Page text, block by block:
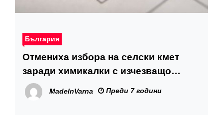
България
Отмениха избора на селски кмет
заради химикалки с изчезващо
мастило
MadeInVarna Преди 7 години